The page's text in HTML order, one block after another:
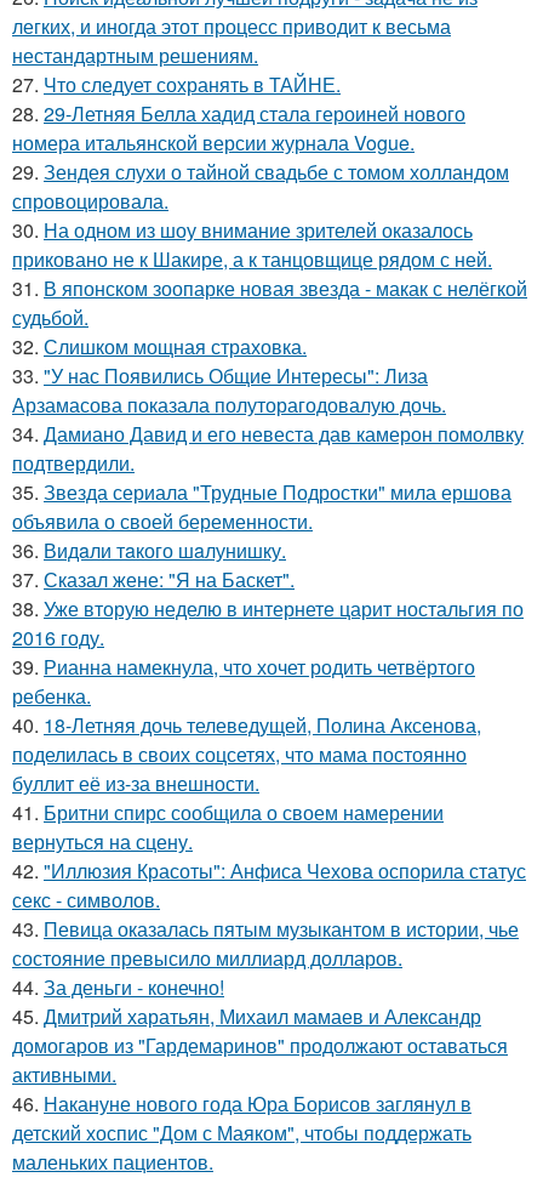
легких, и иногда этот процесс приводит к весьма
нестандартным решениям.
27. Что следует сохранять в ТАЙНЕ.
28. 29-Летняя Белла хадид стала героиней нового
номера итальянской версии журнала Vogue.
29. Зендея слухи о тайной свадьбе с томом холландом
спровоцировала.
30. На одном из шоу внимание зрителей оказалось
приковано не к Шакире, а к танцовщице рядом с ней.
31. В японском зоопарке новая звезда - макак с нелёгкой
судьбой.
32. Слишком мощная страховка.
33. "У нас Появились Общие Интересы": Лиза
Арзамасова показала полуторагодовалую дочь.
34. Дамиано Давид и его невеста дав камерон помолвку
подтвердили.
35. Звезда сериала "Трудные Подростки" мила ершова
объявила о своей беременности.
36. Видaли тaкого шaлунишку.
37. Сказал жене: "Я на Баскет".
38. Уже вторую неделю в интернете царит ностальгия по
2016 году.
39. Рианна намекнула, что хочет родить четвёртого
ребенка.
40. 18-Летняя дочь телеведущей, Полина Аксенова,
поделилась в своих соцсетях, что мама постоянно
буллит её из-за внешности.
41. Бритни спирс сообщила о своем намерении
вернуться на сцену.
42. "Иллюзия Красоты": Анфиса Чехова оспорила статус
секс - символов.
43. Певица оказалась пятым музыкантом в истории, чье
состояние превысило миллиард долларов.
44. За деньги - конечно!
45. Дмитрий харатьян, Михаил мамаев и Александр
домогаров из "Гардемаринов" продолжают оставаться
активными.
46. Накануне нового года Юра Борисов заглянул в
детский хоспис "Дом с Маяком", чтобы поддержать
маленьких пациентов.